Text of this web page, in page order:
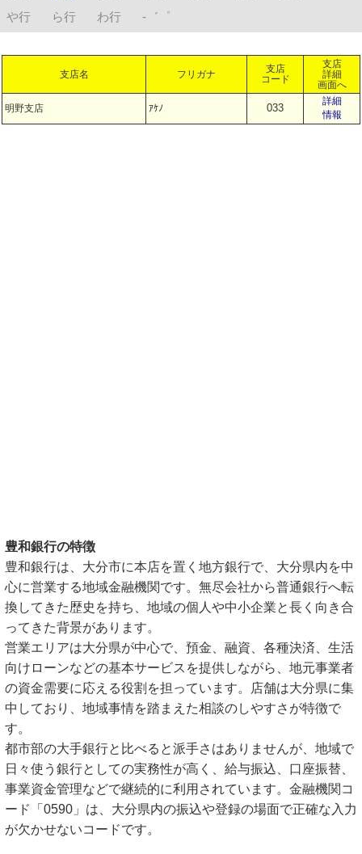
や行
ら行 わ行 -゛゜
支店名 フリガナ
支店
コード
支店
詳細
画面へ
明野支店 ｱｹﾉ 033
詳細
情報
豊和銀行の特徴
豊和銀行は、大分市に本店を置く地方銀行で、大分県内を中
心に営業する地域金融機関です。無尽会社から普通銀行へ転
換してきた歴史を持ち、地域の個人や中小企業と長く向き合
ってきた背景があります。
営業エリアは大分県が中心で、預金、融資、各種決済、生活
向けローンなどの基本サービスを提供しながら、地元事業者
の資金需要に応える役割を担っています。店舗は大分県に集
中しており、地域事情を踏まえた相談のしやすさが特徴で
す。
都市部の大手銀行と比べると派手さはありませんが、地域で
日々使う銀行としての実務性が高く、給与振込、口座振替、
事業資金管理などで継続的に利用されています。金融機関コ
ード「0590」は、大分県内の振込や登録の場面で正確な入力
が欠かせないコードです。